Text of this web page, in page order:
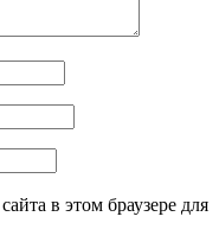
в этом браузере для